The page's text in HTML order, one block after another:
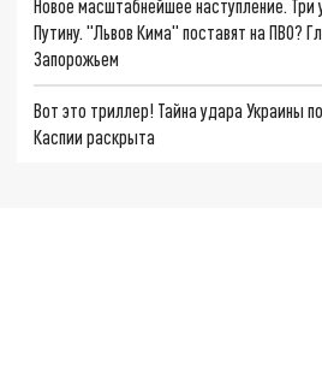
Новое масштабнейшее наступление. Три
Путину. "Львов Кима" поставят на ПВО?
Запорожьем
Вот это триллер! Тайна удара Украины
Каспии раскрыта